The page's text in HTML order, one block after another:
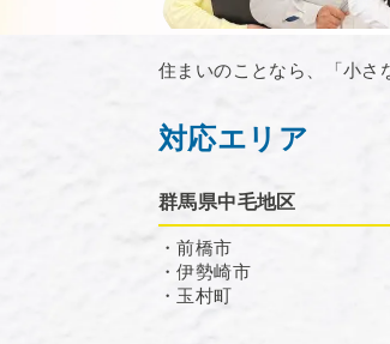
住まいのことなら、「小さ
対応エリア
群馬県中毛地区
・前橋市
・伊勢崎市
・玉村町